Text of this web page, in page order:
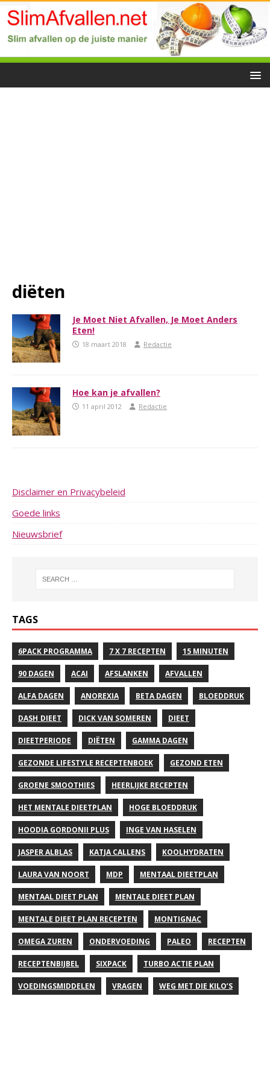
diëten
Je Moet Niet Afvallen, Je Moet Anders
Eten!
18 maart 2018 Redactie
Hoe kan je afvallen?
11 april 2012 Redactie
Disclaimer en Privacybeleid
Goede links
Nieuwsbrief
TAGS
6PACK PROGRAMMA 7 X 7 RECEPTEN 15 MINUTEN
90 DAGEN ACAI AFSLANKEN AFVALLEN
ALFA DAGEN ANOREXIA BETA DAGEN BLOEDDRUK
DASH DIEET DICK VAN SOMEREN DIEET
DIEETPERIODE DIËTEN GAMMA DAGEN
GEZONDE LIFESTYLE RECEPTENBOEK GEZOND ETEN
GROENE SMOOTHIES HEERLIJKE RECEPTEN
HET MENTALE DIEETPLAN HOGE BLOEDDRUK
HOODIA GORDONII PLUS INGE VAN HASELEN
JASPER ALBLAS KATJA CALLENS KOOLHYDRATEN
LAURA VAN NOORT MDP MENTAAL DIEETPLAN
MENTAAL DIEET PLAN MENTALE DIEET PLAN
MENTALE DIEET PLAN RECEPTEN MONTIGNAC
OMEGA ZUREN ONDERVOEDING PALEO RECEPTEN
RECEPTENBIJBEL SIXPACK TURBO ACTIE PLAN
VOEDINGSMIDDELEN VRAGEN WEG MET DIE KILO’S